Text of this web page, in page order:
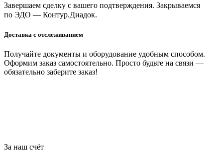
Завершаем сделку с вашего подтверждения. Закрываемся
по ЭДО — Контур.Диадок.
Доставка с отслеживанием
Получайте документы и оборудование удобным способом.
Оформим заказ самостоятельно. Просто будьте на связи —
обязательно заберите заказ!
За наш счёт